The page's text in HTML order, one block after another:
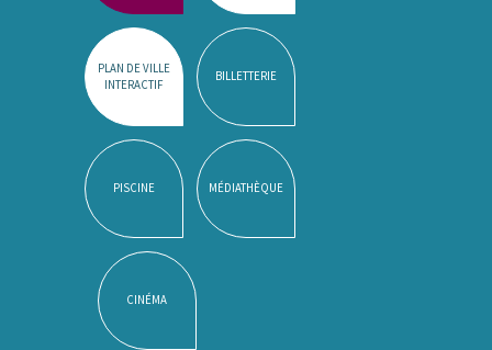
PLAN DE VILLE
INTERACTIF
BILLETTERIE
PISCINE MÉDIATHÈQUE
CINÉMA